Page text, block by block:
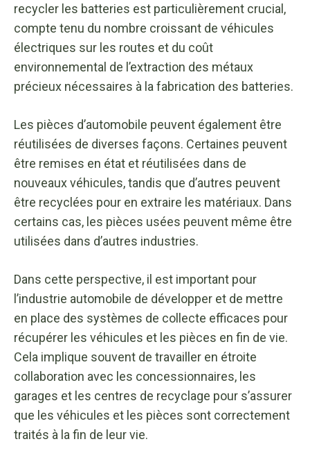
recycler les batteries est particulièrement crucial,
compte tenu du nombre croissant de véhicules
électriques sur les routes et du coût
environnemental de l’extraction des métaux
précieux nécessaires à la fabrication des batteries.
Les pièces d’automobile peuvent également être
réutilisées de diverses façons. Certaines peuvent
être remises en état et réutilisées dans de
nouveaux véhicules, tandis que d’autres peuvent
être recyclées pour en extraire les matériaux. Dans
certains cas, les pièces usées peuvent même être
utilisées dans d’autres industries.
Dans cette perspective, il est important pour
l’industrie automobile de développer et de mettre
en place des systèmes de collecte efficaces pour
récupérer les véhicules et les pièces en fin de vie.
Cela implique souvent de travailler en étroite
collaboration avec les concessionnaires, les
garages et les centres de recyclage pour s’assurer
que les véhicules et les pièces sont correctement
traités à la fin de leur vie.